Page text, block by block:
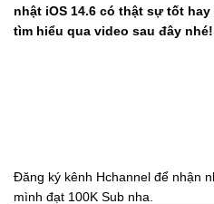
nhật iOS 14.6 có thật sự tốt
tìm hiểu qua video sau đây nhé!
Đăng ký kênh Hchannel để nhận
mình đạt 100K Sub nha.